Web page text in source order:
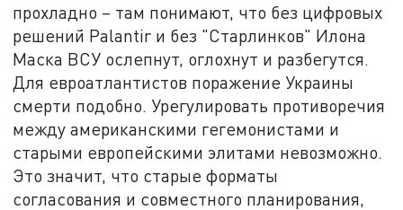
прохладно – там понимают, что без цифровых
решений Palantir и без "Старлинков" Илона
Маска ВСУ ослепнут, оглохнут и разбегутся.
Для евроатлантистов поражение Украины
смерти подобно. Урегулировать противоречия
между американскими гегемонистами и
старыми европейскими элитами невозможно.
Это значит, что старые форматы
согласования и совместного планирования,